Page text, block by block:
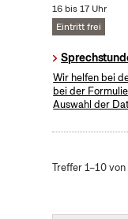
16 bis 17 Uhr
Eintritt frei
Wir helfen bei
bei der
Auswahl der
Treffer 1–10 von